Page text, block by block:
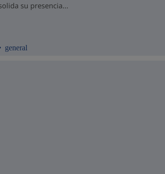
su presencia...
general